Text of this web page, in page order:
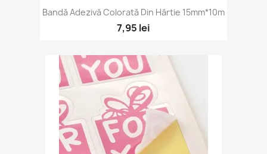
Bandă Adezivă Colorată Din Hârtie 15mm*10m
7,95 lei